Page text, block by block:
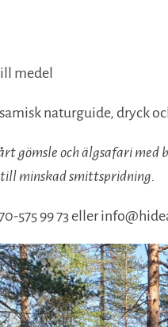
medel
naturguide, dryck
gömsle och älgsafari med
minskad smittspridning.
575 99 73 eller